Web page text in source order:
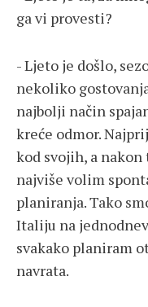
ga vi provesti?
- Ljeto je došlo,
nekoliko
najbolji način
kreće odmor.
kod svojih, a
najviše volim
planiranja. Tako
Italiju na
svakako planiram
navrata.